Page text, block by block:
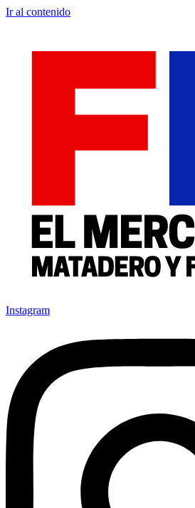
Ir al contenido
Instagram